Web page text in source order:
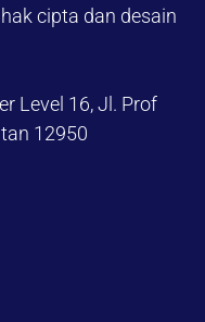
cipta dan desain
Level 16, Jl. Prof
12950